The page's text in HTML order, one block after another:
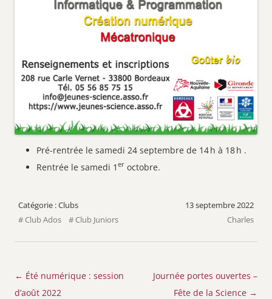
Pré-rentrée le samedi 24 septembre de 14 h à 18 h .
Rentrée le samedi 1 er octobre.
Clubs
Club Ados
Club Juniors
13 septembre 2022
Charles
Navigation
des
← Été numérique : session
d’août 2022
Journée portes ouvertes –
Fête de la Science →